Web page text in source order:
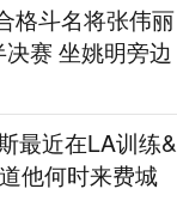
格斗名将张伟丽
赛 坐姚明旁边
最近在LA训练&
他何时来费城